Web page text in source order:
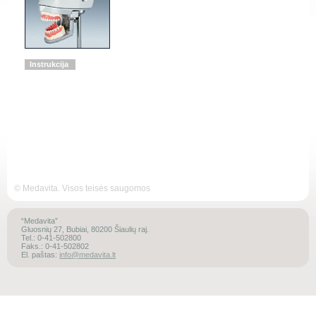
Instrukcija
© Medavita. Visos teisės saugomos
“Medavita”
Gluosnių 27, Bubiai, 80200 Šiaulių raj.
Tel.: 0-41-502800
Faks.: 0-41-502802
El. paštas: info@medavita.lt